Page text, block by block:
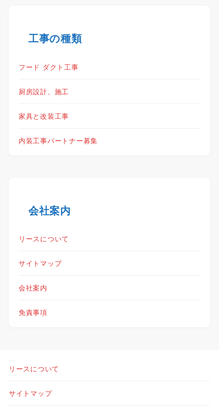
工事の種類
フード ダクト工事
厨房設計、施工
家具と改装工事
内装工事パートナー募集
会社案内
リースについて
サイトマップ
会社案内
免責事項
リースについて
サイトマップ